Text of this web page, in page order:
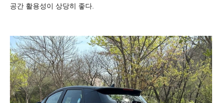
공간 활용성이 상당히 좋다.